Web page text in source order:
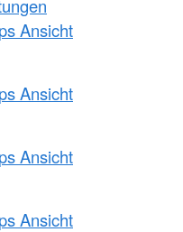
Ansicht
Ansicht
Ansicht
Ansicht